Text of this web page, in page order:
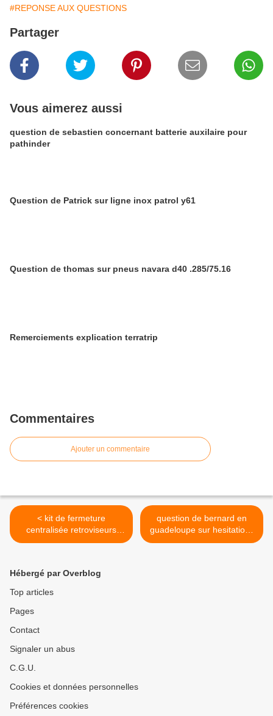
#REPONSE AUX QUESTIONS
Partager
Vous aimerez aussi
question de sebastien concernant batterie auxilaire pour
pathinder
Question de Patrick sur ligne inox patrol y61
Question de thomas sur pneus navara d40 .285/75.16
Remerciements explication terratrip
Commentaires
Ajouter un commentaire
< kit de fermeture
centralisée retroviseurs
rabattable qashqai
question de bernard en
guadeloupe sur hesitations
moteur d22 >
Hébergé par Overblog
Top articles
Pages
Contact
Signaler un abus
C.G.U.
Cookies et données personnelles
Préférences cookies